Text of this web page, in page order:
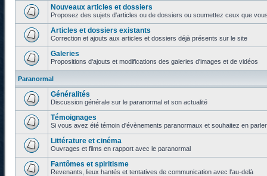
Nouveaux articles et dossiers
Proposez des sujets d'articles ou de dossiers ou soumettez ceux que
Articles et dossiers existants
Correction et ajouts aux articles et dossiers déjà présents sur le site
Galeries
Propositions d'ajouts et modifications des galeries d'images et de vidéos
Paranormal
Généralités
Discussion générale sur le paranormal et son actualité
Témoignages
Si vous avez été témoin d'évènements paranormaux et souhaitez en
Littérature et cinéma
Ouvrages et films en rapport avec le paranormal
Fantômes et spiritisme
Revenants, lieux hantés et tentatives de communication avec l'au-delà